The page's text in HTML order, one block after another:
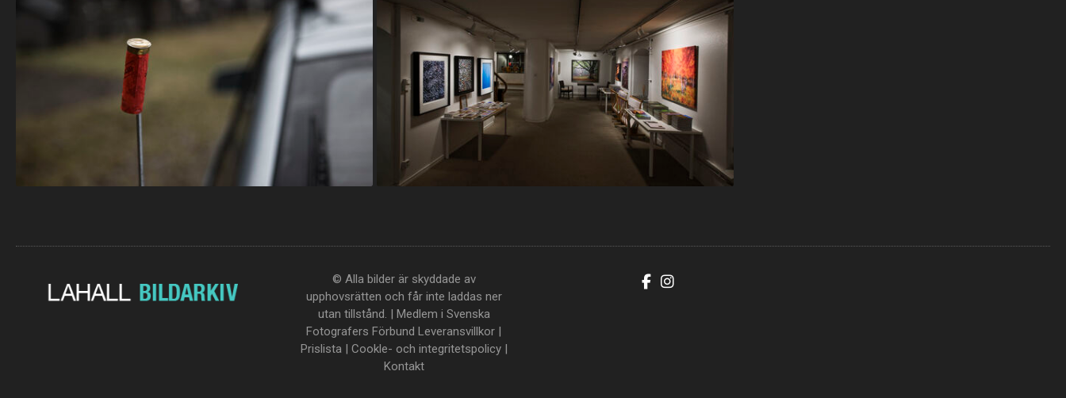
© Alla bilder är skyddade av
upphovsrätten och får inte laddas ner
utan tillstånd. | Medlem i Svenska
Fotografers Förbund Leveransvillkor |
Prislista| Cookle- och integritetspolicy|
Kontakt